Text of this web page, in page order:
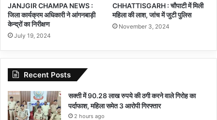
JANJGIR CHAMPA NEWS :
जिला कार्यक्रम अधिकारी ने आंगनबाड़ी
केन्द्रों का निरीक्षण
July 19, 2024
CHHATTISGARH : चौपाटी में मिली
महिला की लाश, जांच में जुटी पुलिस
November 3, 2024
Recent Posts
सक्ती में 90.28 लाख रुपये की ठगी करने वाले गिरोह का
पर्दाफाश, महिला समेत 3 आरोपी गिरफ्तार
2 hours ago